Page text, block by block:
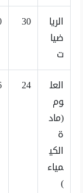
الريا
ضيا
ت
30
العل
وم
(ماد
ة
الكي
مياء
)
24